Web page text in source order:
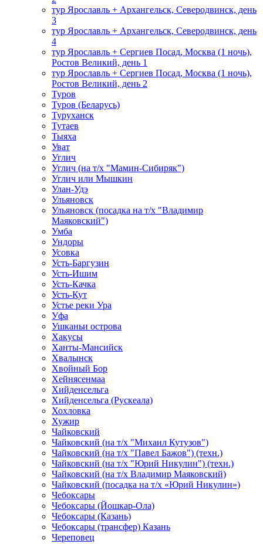
тур Ярославль + Архангельск, Северодвинск, день
3
тур Ярославль + Архангельск, Северодвинск, день
4
тур Ярославль + Сергиев Посад, Москва (1 ночь),
Ростов Великий, день 1
тур Ярославль + Сергиев Посад, Москва (1 ночь),
Ростов Великий, день 2
Туров
Туров (Беларусь)
Туруханск
Тутаев
Тыяха
Уват
Углич
Углич (на т/х "Мамин-Сибиряк")
Углич или Мышкин
Улан-Удэ
Ульяновск
Ульяновск (посадка на т/х "Владимир
Маяковский")
Умба
Ундоры
Усовка
Усть-Баргузин
Усть-Ишим
Усть-Качка
Усть-Кут
Устье реки Ура
Уфа
Ушканьи острова
Хакусы
Ханты-Мансийск
Хвалынск
Хвойный Бор
Хейнясенмаа
Хийденсельга
Хийденсельга (Рускеала)
Хохловка
Хужир
Чайковский
Чайковский (на т/х "Михаил Кутузов")
Чайковский (на т/х "Павел Бажов") (техн.)
Чайковский (на т/х "Юрий Никулин") (техн.)
Чайковский (на т/х Владимир Маяковский)
Чайковский (посадка на т/х «Юрий Никулин»)
Чебоксары
Чебоксары (Йошкар-Ола)
Чебоксары (Казань)
Чебоксары (трансфер) Казань
Череповец